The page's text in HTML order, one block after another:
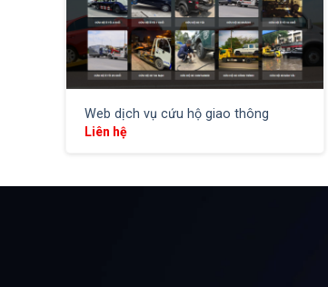
Web dịch vụ cứu hộ giao thông
Liên hệ